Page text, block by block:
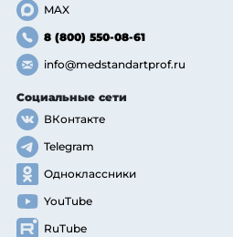
MAX
8 (800) 550-08-61
info@medstandartprof.ru
Социальные сети
ВКонтакте
Telegram
Одноклассники
YouTube
RuTube